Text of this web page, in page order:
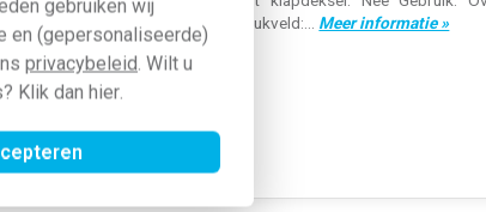
gebruiken wij
en (gepersonaliseerde)
privacybeleid. Wilt u
Klik dan hier.
Thermoplast Opdrukveld:... Meer informatie »
SKU:6110361909
EAN: